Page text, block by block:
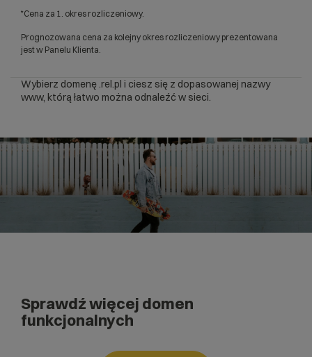
*Cena za 1. okres rozliczeniowy.
Prognozowana cena za kolejny okres rozliczeniowy prezentowana
jest w Panelu Klienta.
Wybierz domenę .rel.pl i ciesz się z dopasowanej nazwy
www, którą łatwo można odnaleźć w sieci.
Sprawdź więcej domen
funkcjonalnych